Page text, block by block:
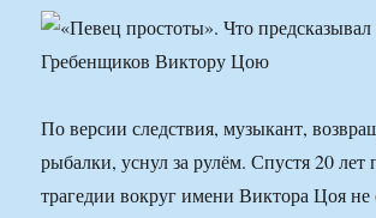
По версии следствия, музыкант,
рыбалки, уснул за рулём. Спустя 20 лет
трагедии вокруг имени Виктора Цоя не